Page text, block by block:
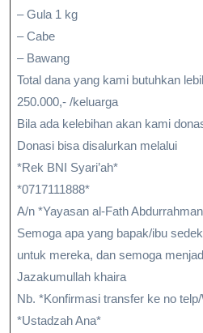
– Gula 1 kg
– Cabe
– Bawang
Total dana yang kami butuhkan
250.000,- /keluarga
Bila ada kelebihan akan kami
Donasi bisa disalurkan melalui
*Rek BNI Syari’ah*
*0717111888*
A/n *Yayasan al-Fath
Semoga apa yang bapak/ibu
untuk mereka, dan semoga
Jazakumullah khaira
Nb. *Konfirmasi transfer ke no
*Ustadzah Ana*